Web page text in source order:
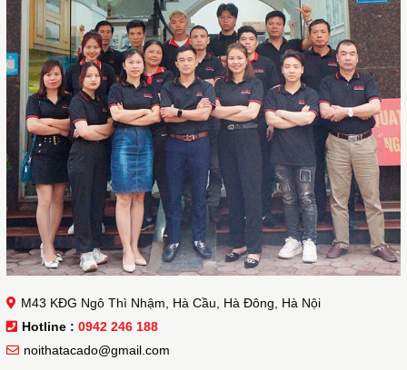
M43 KĐG Ngô Thì Nhậm, Hà Cầu, Hà Đông, Hà Nội
Hotline : 0942 246 188
noithatacado@gmail.com